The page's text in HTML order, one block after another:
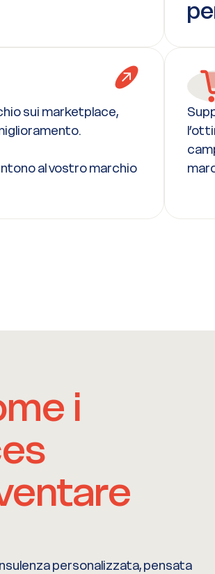
sui marketplace,
al vostro marchio
i
personalizzata, pensata